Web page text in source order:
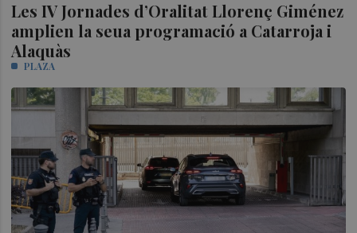
Les IV Jornades d’Oralitat Llorenç Giménez
amplien la seua programació a Catarroja i
Alaquàs
PLAZA